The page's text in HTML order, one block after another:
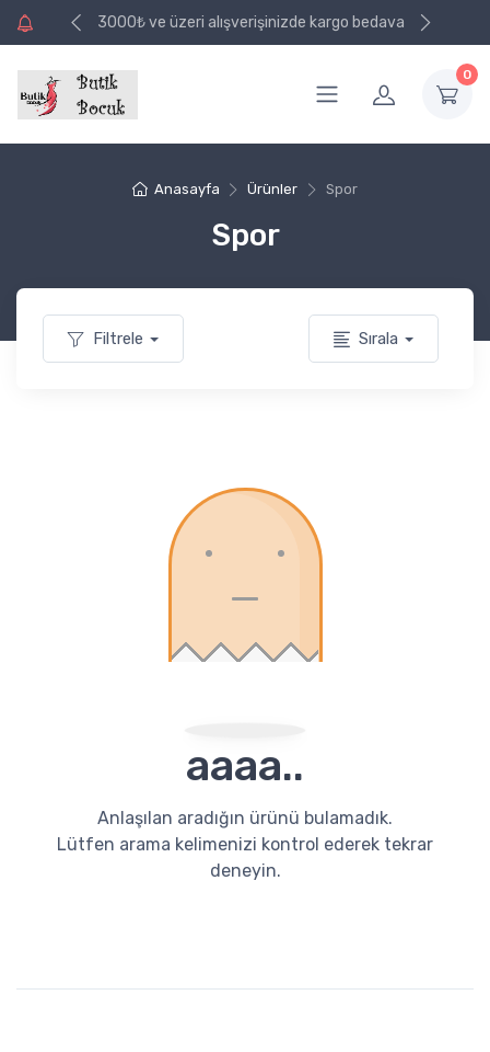
bedava 3000₺ ve üzeri alışverişinizde kargo bedava
0
Anasayfa Ürünler Spor
Spor
Filtrele Sırala
aaaa..
Anlaşılan aradığın ürünü bulamadık.
Lütfen arama kelimenizi kontrol ederek tekrar
deneyin.